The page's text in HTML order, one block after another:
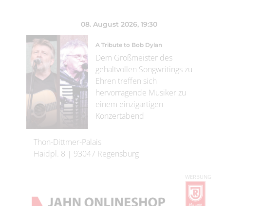
08. August 2026, 19:30
A Tribute to Bob Dylan
Dem Großmeister des
gehaltvollen Songwritings zu
Ehren treffen sich
hervorragende Musiker zu
einem einzigartigen
Konzertabend
Thon-Dittmer-Palais
Haidpl. 8 | 93047 Regensburg
WERBUNG